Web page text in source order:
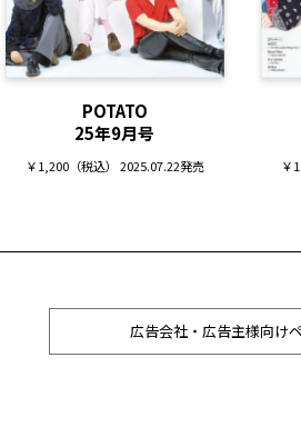
POTATO
25年9月号
￥1,200（税込） 2025.07.22発売 ￥
広告会社・広告主様向け